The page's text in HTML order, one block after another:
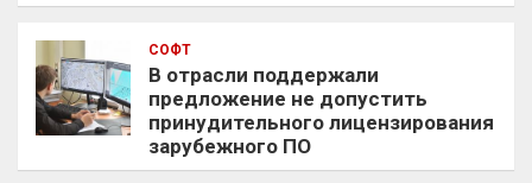
СОФТ
В отрасли поддержали
предложение не допустить
принудительного лицензирования
зарубежного ПО